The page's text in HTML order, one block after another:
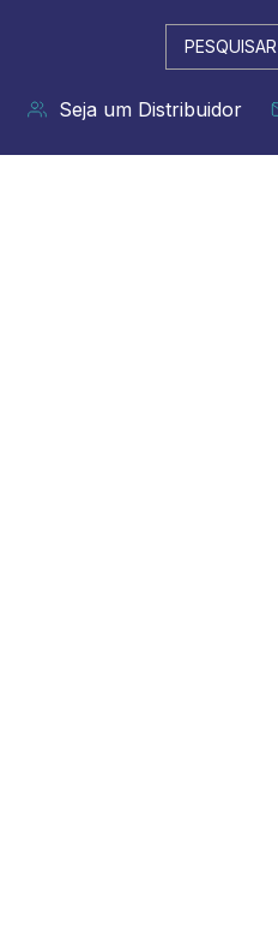
Pesquisar
...
Seja um Distribuidor